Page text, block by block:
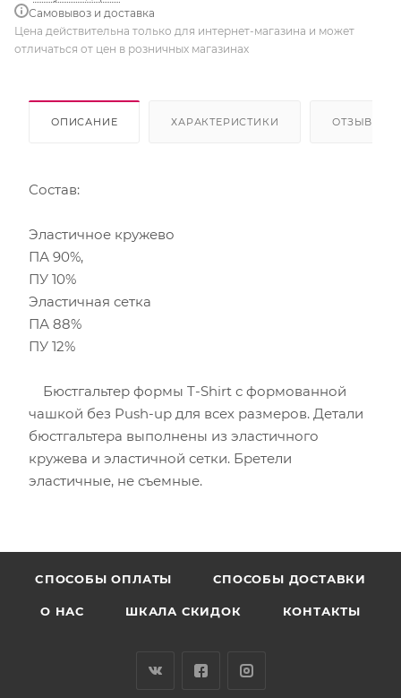
Самовывоз и доставка
Цена действительна только для интернет-магазина и может
отличаться от цен в розничных магазинах
ОПИСАНИЕ ХАРАКТЕРИСТИКИ ОТЗЫВЫ
Состав:
Эластичное кружево
ПА 90%,
ПУ 10%
Эластичная сетка
ПА 88%
ПУ 12%
Бюстгальтер формы T-Shirt с формованной
чашкой без Push-uр для всех размеров. Детали
бюстгальтера выполнены из эластичного
кружева и эластичной сетки. Бретели
эластичные, не съемные.
CПОСОБЫ ОПЛАТЫ СПОСОБЫ ДОСТАВКИ
О НАС ШКАЛА СКИДОК КОНТАКТЫ